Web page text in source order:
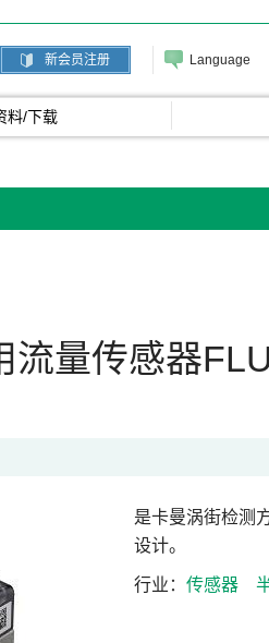
新会员注册 Language
料/下载
流量传感器
是卡曼涡街检测
设计。
行业 传感器